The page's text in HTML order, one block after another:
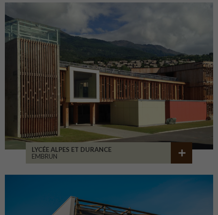
LYCÉE ALPES ET DURANCE
EMBRUN